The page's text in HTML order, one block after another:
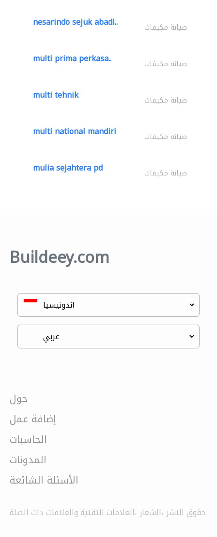
nesarindo sejuk abadi.. صيانة مكيفات
multi prima perkasa.. صيانة مكيفات
multi tehnik صيانة مكيفات
multi national mandiri صيانة مكيفات
mulia sejahtera pd صيانة مكيفات
Buildeey.com
حول
إضافة عمل
الحاسبات
المدونات
الأسئلة الشائعة
حقوق النشر ،الشعار ،العلامات التقنية والعلامات ذات الصلة